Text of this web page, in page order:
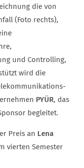
die von
(Foto rechts),
und Controlling,
wird die
PYÜR, das
begleitet.
Preis an Lena
vierten Semester